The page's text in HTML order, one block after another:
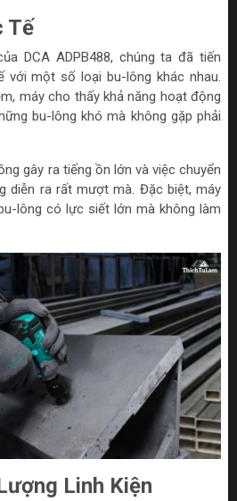
Tế
DCA ADPB488, chúng ta đã tiến
với một số loại bu-lông khác nhau.
máy cho thấy khả năng hoạt động
bu-lông khó mà không gặp phải
gây ra tiếng ồn lớn và việc chuyển
diễn ra rất mượt mà. Đặc biệt, máy
lông có lực siết lớn mà không làm
Linh Kiện